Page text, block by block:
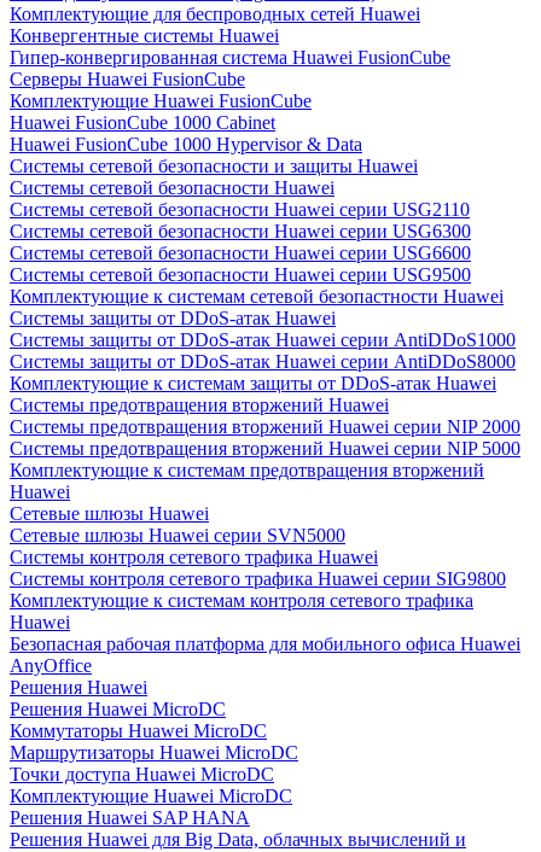
Комплектующие для беспроводных сетей Huawei
Конвергентные системы Huawei
Гипер-конвергированная система Huawei FusionCube
Серверы Huawei FusionCube
Комплектующие Huawei FusionCube
Huawei FusionCube 1000 Cabinet
Huawei FusionCube 1000 Hypervisor & Data
Системы сетевой безопасности и защиты Huawei
Системы сетевой безопасности Huawei
Системы сетевой безопасности Huawei серии USG2110
Системы сетевой безопасности Huawei серии USG6300
Системы сетевой безопасности Huawei серии USG6600
Системы сетевой безопасности Huawei серии USG9500
Комплектующие к системам сетевой безопастности Huawei
Системы защиты от DDoS-атак Huawei
Системы защиты от DDoS-атак Huawei серии AntiDDoS1000
Системы защиты от DDoS-атак Huawei серии AntiDDoS8000
Комплектующие к системам защиты от DDoS-атак Huawei
Системы предотвращения вторжений Huawei
Системы предотвращения вторжений Huawei серии NIP 2000
Системы предотвращения вторжений Huawei серии NIP 5000
Комплектующие к системам предотвращения вторжений
Huawei
Сетевые шлюзы Huawei
Сетевые шлюзы Huawei серии SVN5000
Системы контроля сетевого трафика Huawei
Системы контроля сетевого трафика Huawei серии SIG9800
Комплектующие к системам контроля сетевого трафика
Huawei
Безопасная рабочая платформа для мобильного офиса Huawei
AnyOffice
Решения Huawei
Решения Huawei MicroDC
Коммутаторы Huawei MicroDC
Маршрутизаторы Huawei MicroDC
Точки доступа Huawei MicroDC
Комплектующие Huawei MicroDC
Решения Huawei SAP HANA
Решения Huawei для Big Data, облачных вычислений и